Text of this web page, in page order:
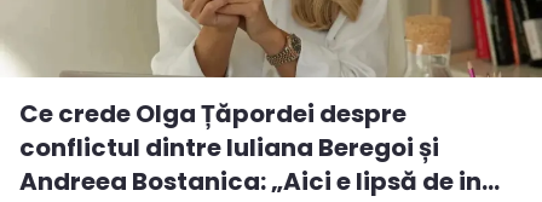
Ce crede Olga Țăpordei despre
conflictul dintre Iuliana Beregoi și
Andreea Bostanica: „Aici e lipsă de in...